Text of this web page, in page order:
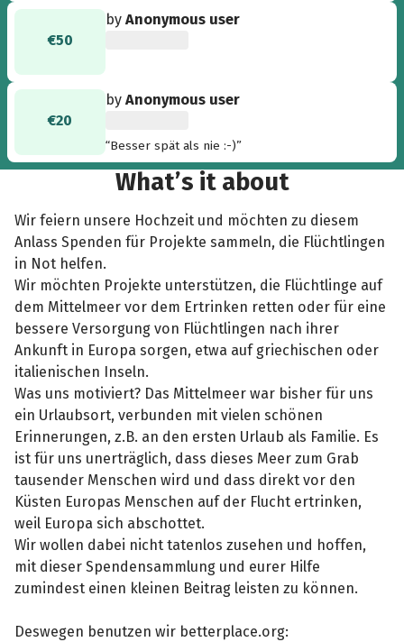
€50
byAnonymous user
€20
byAnonymous user
“Besser spät als nie :-)”
What’s it about
Wir feiern unsere Hochzeit und möchten zu diesem
Anlass Spenden für Projekte sammeln, die Flüchtlingen
in Not helfen.
Wir möchten Projekte unterstützen, die Flüchtlinge auf
dem Mittelmeer vor dem Ertrinken retten oder für eine
bessere Versorgung von Flüchtlingen nach ihrer
Ankunft in Europa sorgen, etwa auf griechischen oder
italienischen Inseln.
Was uns motiviert? Das Mittelmeer war bisher für uns
ein Urlaubsort, verbunden mit vielen schönen
Erinnerungen, z.B. an den ersten Urlaub als Familie. Es
ist für uns unerträglich, dass dieses Meer zum Grab
tausender Menschen wird und dass direkt vor den
Küsten Europas Menschen auf der Flucht ertrinken,
weil Europa sich abschottet.
Wir wollen dabei nicht tatenlos zusehen und hoffen,
mit dieser Spendensammlung und eurer Hilfe
zumindest einen kleinen Beitrag leisten zu können.
Deswegen benutzen wir betterplace.org: